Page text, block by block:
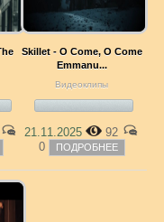
Skillet - O Come, O Come
Emmanu...
Видеоклипы
21.11.2025
92
0
ПОДРОБНЕЕ